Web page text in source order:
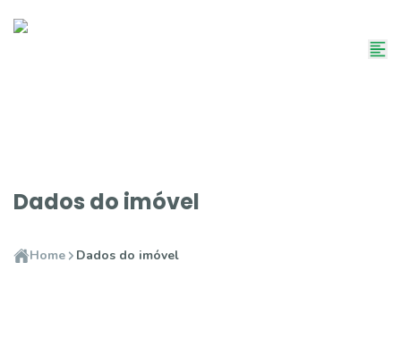
Dados do imóvel
Home Dados do imóvel